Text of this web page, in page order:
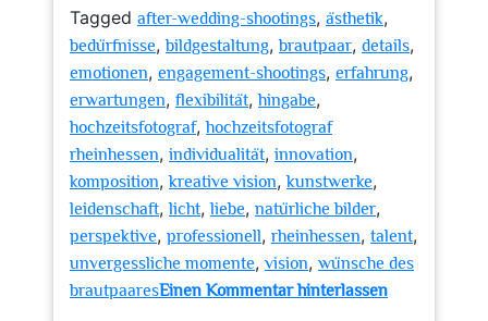
Tagged after-wedding-shootings, ästhetik,
bedürfnisse,bildgestaltung,brautpaar, details,
emotionen, engagement-shootings, erfahrung,
erwartungen, flexibilität,hingabe,
hochzeitsfotograf,hochzeitsfotograf
rheinhessen, individualität, innovation,
komposition,kreative vision,kunstwerke,
leidenschaft,licht,liebe, natürliche bilder,
perspektive, professionell, rheinhessen, talent,
unvergessliche momente, vision, wünsche des
brautpaaresEinen Kommentar hinterlassen